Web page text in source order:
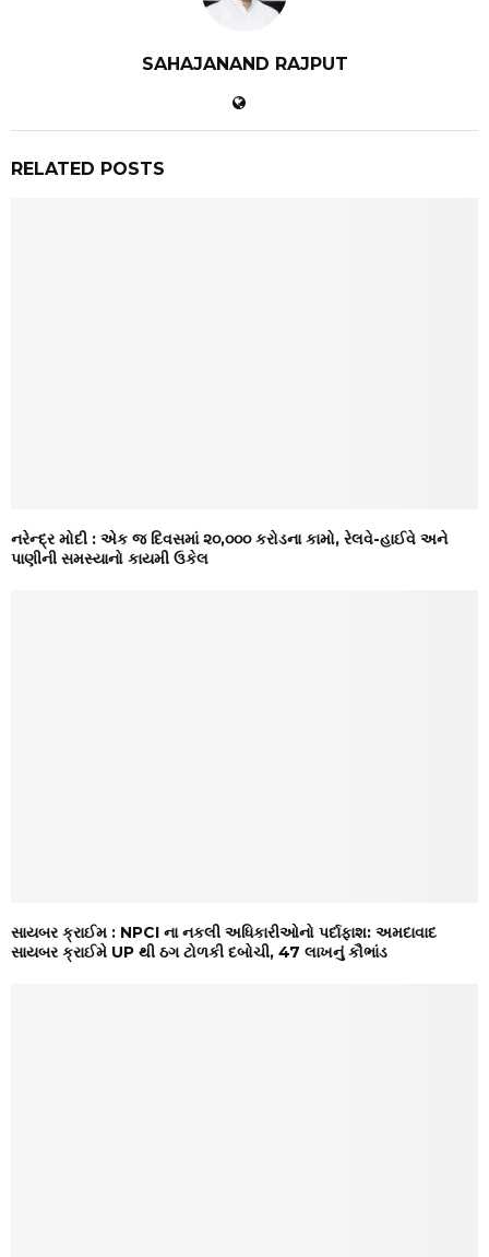
SAHAJANAND RAJPUT
RELATED POSTS
નરેન્દ્ર મોદી : એક જ દિવસમાં ૨૦,૦૦૦ કરોડના કામો, રેલવે-હાઈવે અને
પાણીની સમસ્યાનો કાયમી ઉકેલ
સાયબર ક્રાઈમ : NPCI ના નકલી અધિકારીઓનો પર્દાફાશ: અમદાવાદ
સાયબર ક્રાઈમે UP થી ઠગ ટોળકી દબોચી, ₹47 લાખનું કૌભાંડ